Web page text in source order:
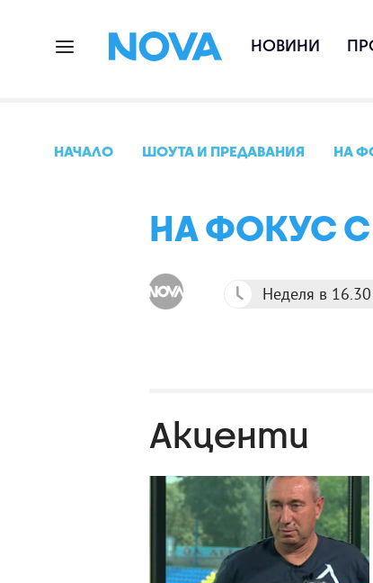
НОВИНИ
НАЧАЛО ШОУТА И ПРЕДАВАНИЯ НА
НА ФОКУС
Неделя в
Акценти